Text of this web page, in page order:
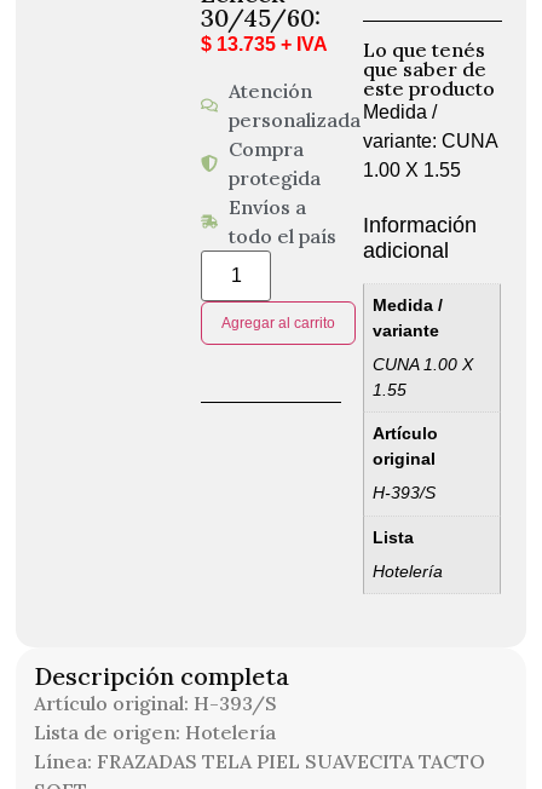
30/45/60:
$ 13.735 + IVA
Atención
personalizada
Compra
protegida
Envíos a
todo el país
Agregar al carrito
Lo que tenés
que saber de
este producto
Medida /
variante: CUNA
1.00 X 1.55
Información
adicional
Medida /
variante
CUNA 1.00 X
1.55
Artículo
original
H-393/S
Lista
Hotelería
Descripción completa
Artículo original: H-393/S
Lista de origen: Hotelería
Línea: FRAZADAS TELA PIEL SUAVECITA TACTO